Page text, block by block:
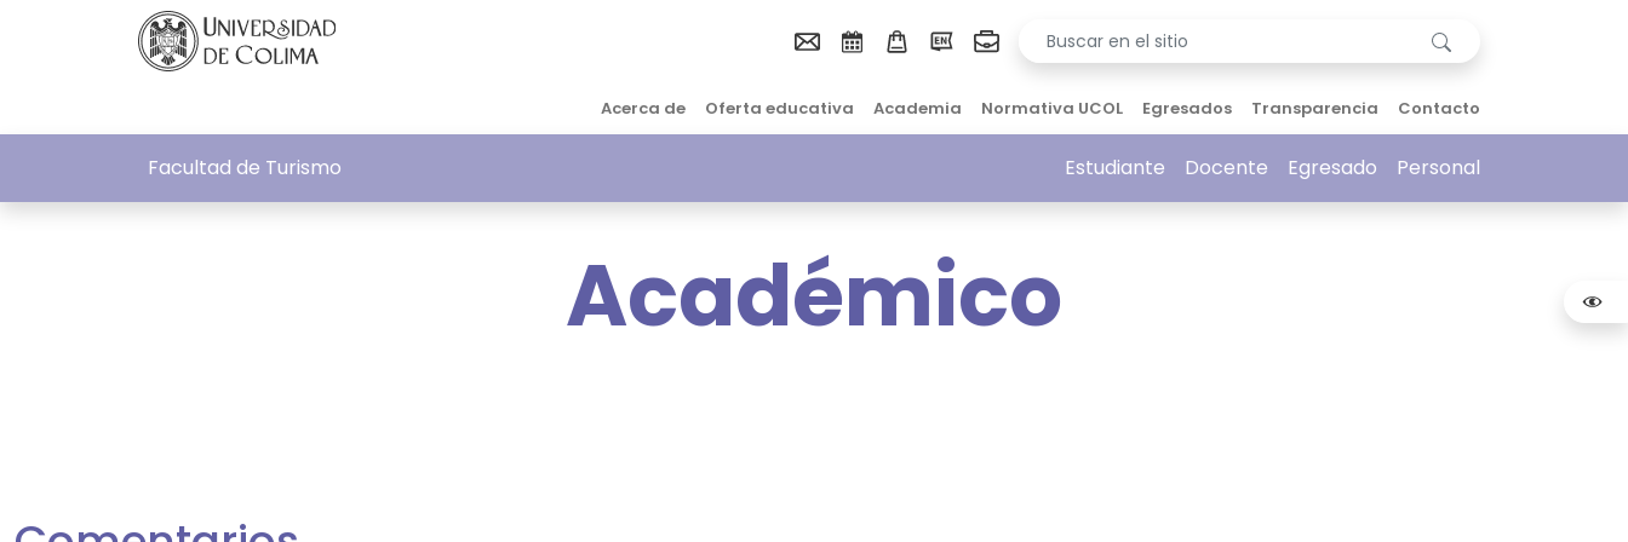
Acerca de Oferta educativa Academia Normativa UCOL Egresados Transparencia Contacto
Facultad de Turismo Estudiante Docente Egresado Personal
Académico